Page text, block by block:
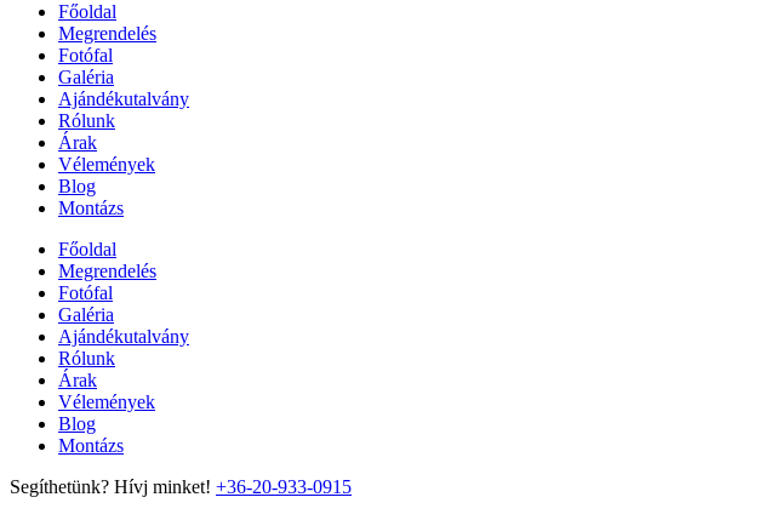
Főoldal
Megrendelés
Fotófal
Galéria
Ajándékutalvány
Rólunk
Árak
Vélemények
Blog
Montázs
Főoldal
Megrendelés
Fotófal
Galéria
Ajándékutalvány
Rólunk
Árak
Vélemények
Blog
Montázs
Segíthetünk? Hívj minket! +36-20-933-0915